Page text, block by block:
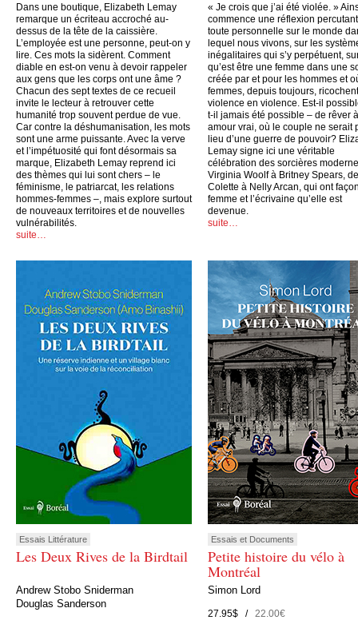
Dans une boutique, Elizabeth Lemay
remarque un écriteau accroché au-
dessus de la tête de la caissière.
L’employée est une personne, peut-on y
lire. Ces mots la sidèrent. Comment
diable en est-on venu à devoir rappeler
aux gens que les corps ont une âme ?
Chacun des sept textes de ce recueil
invite le lecteur à retrouver cette
humanité trop souvent perdue de vue.
Car contre la déshumanisation, les mots
sont une arme puissante. Avec la verve
et l’impétuosité qui font désormais sa
marque, Elizabeth Lemay reprend ici
des thèmes qui lui sont chers – le
féminisme, le patriarcat, les relations
hommes-femmes –, mais explore surtout
de nouveaux territoires et de nouvelles
vulnérabilités.
suite…
« Je crois que j’ai été violée. »
commence une réflexion
toute personnelle sur le monde
lequel nous vivons, sur les
inégalitaires qui s’y perpétuent,
qu’est être une femme dans une
créée par et pour les hommes et
femmes, depuis toujours,
violence en violence. Est-il
t-il jamais été possible – de rêver
amour vrai, où le couple ne serait
lieu d’une guerre de pouvoir?
Lemay signe ici une véritable
célébration des sorcières
Virginia Woolf à Britney Spears, de
Colette à Nelly Arcan, qui ont
femme et l’écrivaine qu’elle est
devenue.
suite…
Essais Littérature
Les Deux Rives de la Birdtail
Andrew Stobo Sniderman
Douglas Sanderson
Essais et Documents
Petite histoire du vélo à
Montréal
Simon Lord
27.95$ /22.00€